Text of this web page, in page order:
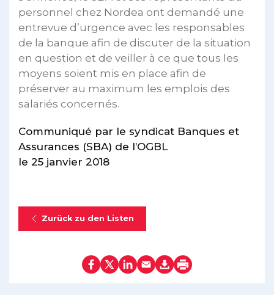
personnel chez Nordea ont demandé une
entrevue d’urgence avec les responsables
de la banque afin de discuter de la situation
en question et de veiller à ce que tous les
moyens soient mis en place afin de
préserver au maximum les emplois des
salariés concernés.
Communiqué par le syndicat Banques et
Assurances (SBA) de l’OGBL
le 25 janvier 2018
Zurück zu den Listen